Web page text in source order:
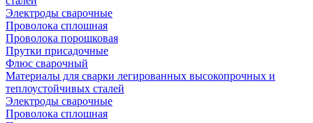
Электроды сварочные
Проволока сплошная
Проволока порошковая
Прутки присадочные
Флюс сварочный
Материалы для сварки легированных высокопрочных и
теплоустойчивых сталей
Электроды сварочные
Проволока сплошная